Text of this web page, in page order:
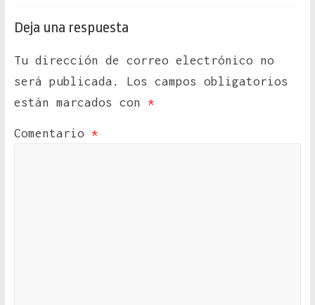
Deja una respuesta
Tu dirección de correo electrónico no
será publicada.
Los campos obligatorios
están marcados con *
Comentario *